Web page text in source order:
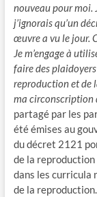
nouveau pour moi.
j’ignorais qu’un
œuvre a vu le jour.
Je m’engage à
faire des
reproduction et de
ma circonscription
partagé par les
été émises au
du décret 2121
de la reproduction
dans les curricula
de la